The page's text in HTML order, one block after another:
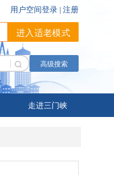
进入适老模式
高级搜索
走进三门峡